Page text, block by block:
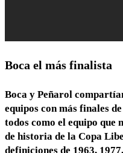
Boca el más finalista
Boca y Peñarol
equipos con más finales
todos como el equipo que
de historia de la Copa
definiciones de 1963,